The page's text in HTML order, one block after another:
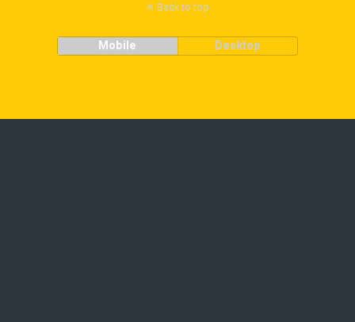
Back to top
Mobile Desktop